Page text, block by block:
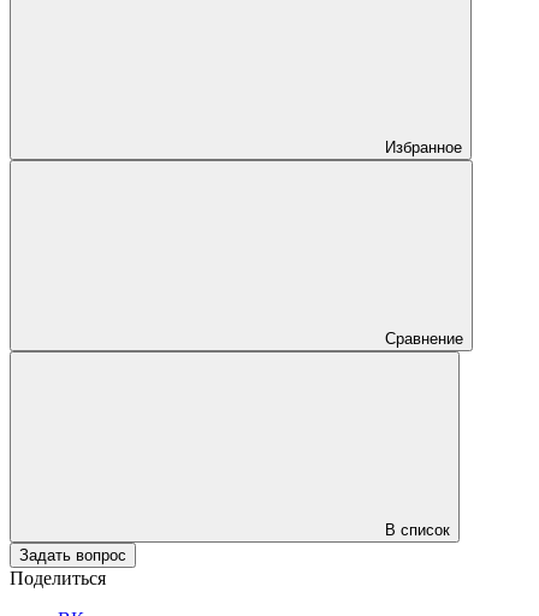
Избранное
Сравнение
В список
Задать вопрос
Поделиться